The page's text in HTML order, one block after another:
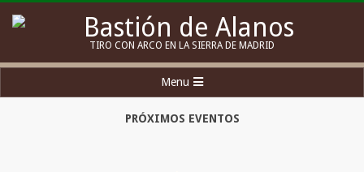
Bastión
de
Alanos
TIRO CON ARCO EN LA SIERRA DE MADRID
Navigation
Menu
PRÓXIMOS EVENTOS